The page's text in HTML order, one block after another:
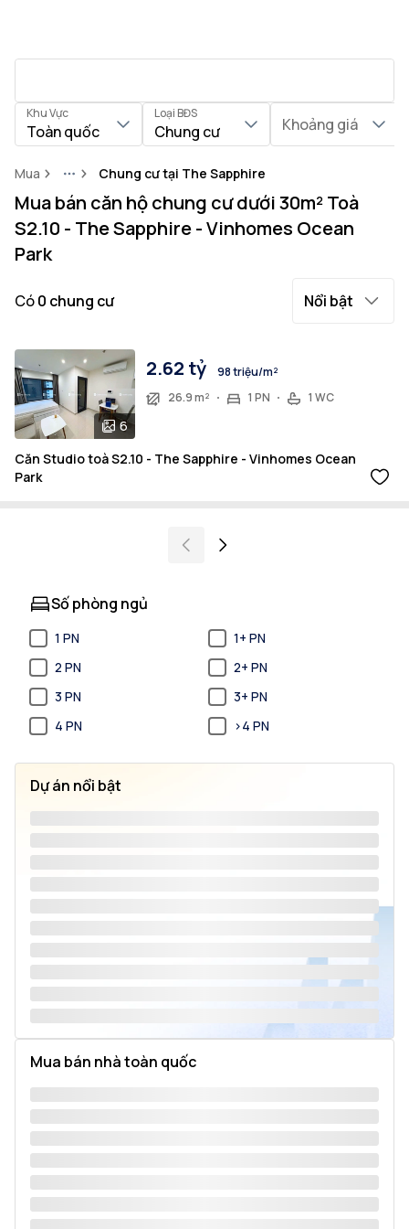
Khu Vực
Toàn quốc
Loại BĐS
Chung cư Khoảng giá
Mua MoreChung cư tại The Sapphire
Mua bán căn hộ chung cư dưới 30m² Toà
S2.10 - The Sapphire - Vinhomes Ocean
Park
Có0 chung cư Nổi bật
6
2.62 tỷ
98 triệu/m²
26.9 m²
1 PN 1 WC
Căn Studio toà S2.10 - The Sapphire - Vinhomes Ocean
Park
Số phòng ngủ
1 PN
1+ PN
2 PN
2+ PN
3 PN
3+ PN
4 PN
>4 PN
Dự án nổi bật
Mua bán nhà toàn quốc